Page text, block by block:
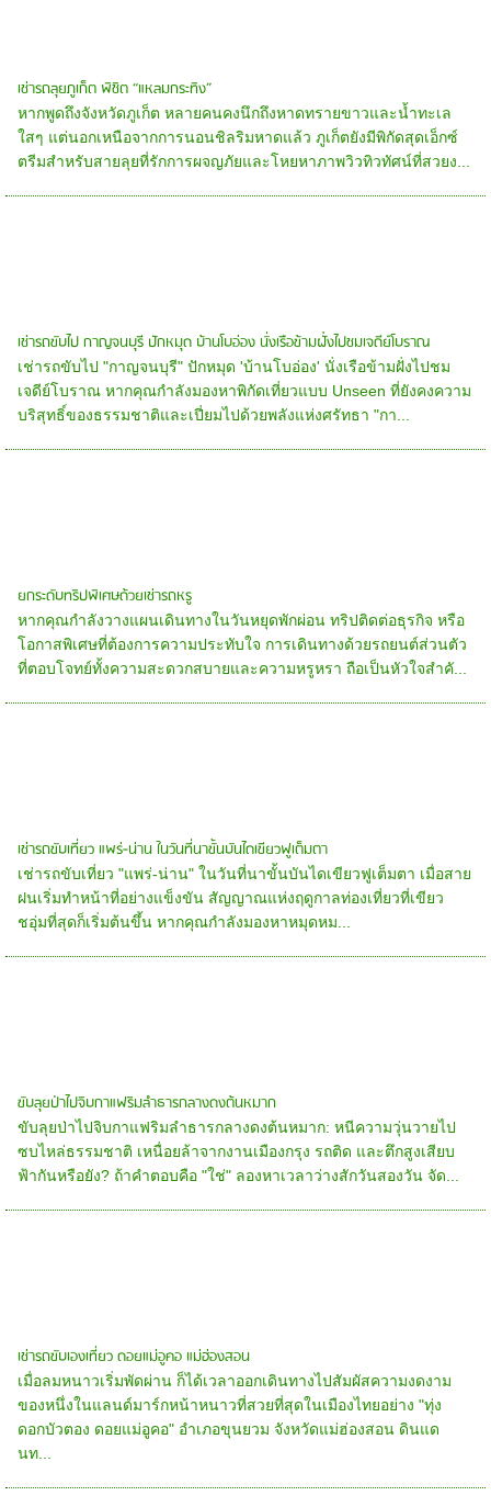
เช่ารถลุยภูเก็ต พิชิต “แหลมกระทิง”
หากพูดถึงจังหวัดภูเก็ต หลายคนคงนึกถึงหาดทรายขาวและน้ำทะเล
ใสๆ แต่นอกเหนือจากการนอนชิลริมหาดแล้ว ภูเก็ตยังมีพิกัดสุดเอ็กซ์
ตรีมสำหรับสายลุยที่รักการผจญภัยและโหยหาภาพวิวทิวทัศน์ที่สวยง...
เช่ารถขับไป กาญจนบุรี ปักหมุด บ้านโบอ่อง นั่งเรือข้ามฝั่งไปชมเจดีย์โบราณ
เช่ารถขับไป "กาญจนบุรี" ปักหมุด 'บ้านโบอ่อง' นั่งเรือข้ามฝั่งไปชม
เจดีย์โบราณ หากคุณกำลังมองหาพิกัดเที่ยวแบบ Unseen ที่ยังคงความ
บริสุทธิ์ของธรรมชาติและเปี่ยมไปด้วยพลังแห่งศรัทธา "กา...
ยกระดับทริปพิเศษด้วยเช่ารถหรู
หากคุณกำลังวางแผนเดินทางในวันหยุดพักผ่อน ทริปติดต่อธุรกิจ หรือ
โอกาสพิเศษที่ต้องการความประทับใจ การเดินทางด้วยรถยนต์ส่วนตัว
ที่ตอบโจทย์ทั้งความสะดวกสบายและความหรูหรา ถือเป็นหัวใจสำคั...
เช่ารถขับเที่ยว แพร่-น่าน ในวันที่นาขั้นบันไดเขียวฟูเต็มตา
เช่ารถขับเที่ยว "แพร่-น่าน" ในวันที่นาขั้นบันไดเขียวฟูเต็มตา เมื่อสาย
ฝนเริ่มทำหน้าที่อย่างแข็งขัน สัญญาณแห่งฤดูกาลท่องเที่ยวที่เขียว
ชอุ่มที่สุดก็เริ่มต้นขึ้น หากคุณกำลังมองหาหมุดหม...
ขับลุยป่าไปจิบกาแฟริมลำธารกลางดงต้นหมาก
ขับลุยป่าไปจิบกาแฟริมลำธารกลางดงต้นหมาก: หนีความวุ่นวายไป
ซบไหล่ธรรมชาติ เหนื่อยล้าจากงานเมืองกรุง รถติด และตึกสูงเสียบ
ฟ้ากันหรือยัง? ถ้าคำตอบคือ "ใช่" ลองหาเวลาว่างสักวันสองวัน จัด...
เช่ารถขับเองเที่ยว ดอยแม่อูคอ แม่ฮ่องสอน
เมื่อลมหนาวเริ่มพัดผ่าน ก็ได้เวลาออกเดินทางไปสัมผัสความงดงาม
ของหนึ่งในแลนด์มาร์กหน้าหนาวที่สวยที่สุดในเมืองไทยอย่าง "ทุ่ง
ดอกบัวตอง ดอยแม่อูคอ" อำเภอขุนยวม จังหวัดแม่ฮ่องสอน ดินแด
นท...